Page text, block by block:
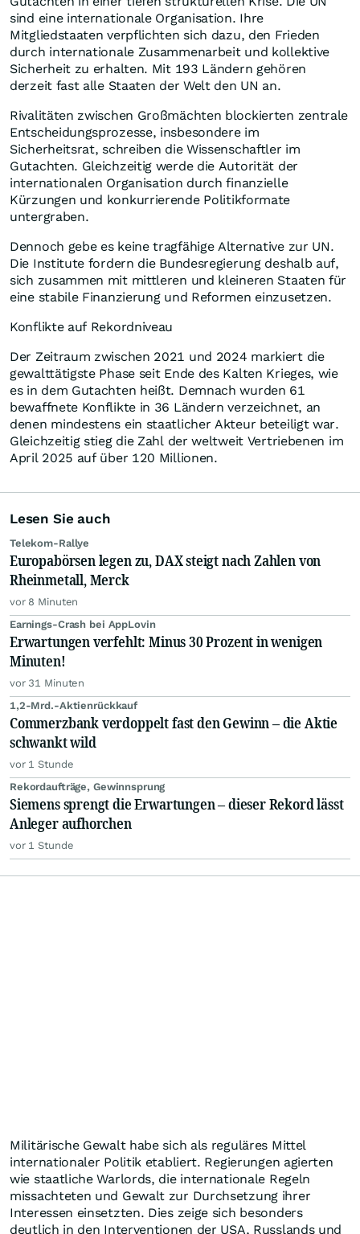
sind eine internationale Organisation. Ihre
Mitgliedstaaten verpflichten sich dazu, den Frieden
durch internationale Zusammenarbeit und kollektive
Sicherheit zu erhalten. Mit 193 Ländern gehören
derzeit fast alle Staaten der Welt den UN an.
Rivalitäten zwischen Großmächten blockierten zentrale
Entscheidungsprozesse, insbesondere im
Sicherheitsrat, schreiben die Wissenschaftler im
Gutachten. Gleichzeitig werde die Autorität der
internationalen Organisation durch finanzielle
Kürzungen und konkurrierende Politikformate
untergraben.
Dennoch gebe es keine tragfähige Alternative zur UN.
Die Institute fordern die Bundesregierung deshalb auf,
sich zusammen mit mittleren und kleineren Staaten für
eine stabile Finanzierung und Reformen einzusetzen.
Konflikte auf Rekordniveau
Der Zeitraum zwischen 2021 und 2024 markiert die
gewalttätigste Phase seit Ende des Kalten Krieges, wie
es in dem Gutachten heißt. Demnach wurden 61
bewaffnete Konflikte in 36 Ländern verzeichnet, an
denen mindestens ein staatlicher Akteur beteiligt war.
Gleichzeitig stieg die Zahl der weltweit Vertriebenen im
April 2025 auf über 120 Millionen.
Lesen Sie auch
Telekom-Rallye
Europabörsen legen zu, DAX steigt nach Zahlen von
Rheinmetall, Merck
vor 8 Minuten
Earnings-Crash bei AppLovin
Erwartungen verfehlt: Minus 30 Prozent in wenigen
Minuten!
vor 31 Minuten
1,2-Mrd.-Aktienrückkauf
Commerzbank verdoppelt fast den Gewinn – die Aktie
schwankt wild
vor 1 Stunde
Rekordaufträge, Gewinnsprung
Siemens sprengt die Erwartungen – dieser Rekord lässt
Anleger aufhorchen
vor 1 Stunde
Militärische Gewalt habe sich als reguläres Mittel
internationaler Politik etabliert. Regierungen agierten
wie staatliche Warlords, die internationale Regeln
missachteten und Gewalt zur Durchsetzung ihrer
Interessen einsetzten. Dies zeige sich besonders
deutlich in den Interventionen der USA, Russlands und